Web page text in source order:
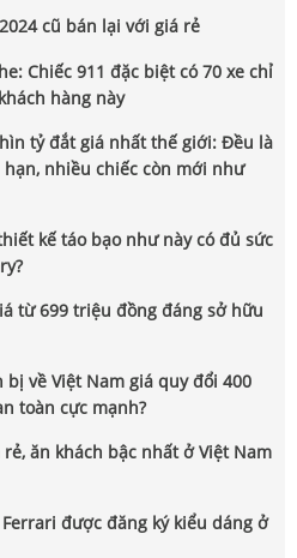
cũ bán lại với giá rẻ
Chiếc 911 đặc biệt có 70 xe chỉ
hàng này
tỷ đắt giá nhất thế giới: Đều là
nhiều chiếc còn mới như
kế táo bạo như này có đủ sức
từ 699 triệu đồng đáng sở hữu
bị về Việt Nam giá quy đổi 400
toàn cực mạnh?
ăn khách bậc nhất ở Việt Nam
được đăng ký kiểu dáng ở